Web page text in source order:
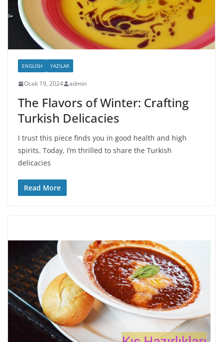
ENGLISH YAZILAR
Ocak 19, 2024 admin
The Flavors of Winter: Crafting
Turkish Delicacies
I trust this piece finds you in good health and high
spirits. Today, I’m thrilled to share the Turkish
delicacies
Read More